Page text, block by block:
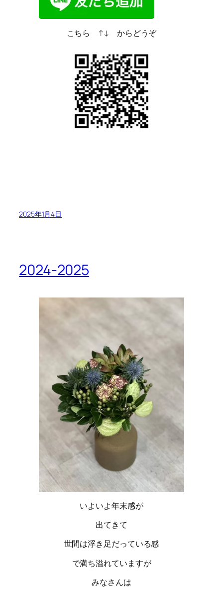
こちら ↑↓ からどうぞ
2025年1月4日
2024-2025
いよいよ年末感が
出てきて
世間は浮き足だっている感
で満ち溢れていますが
みなさんは